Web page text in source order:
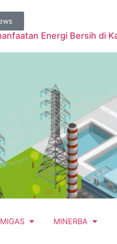
Energi Bersih di
MIGAS MINERBA